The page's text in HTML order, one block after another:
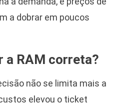
a dobrar em poucos
a RAM correta?
não se limita mais a
elevou o ticket